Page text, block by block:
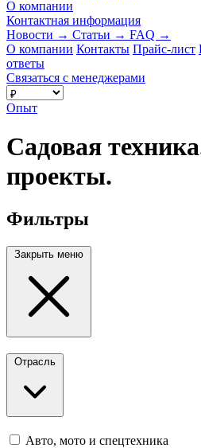
О компании
Контактная информация
Новости → Статьи → FAQ →
О компании Контакты Прайс-лист
ответы
Связаться с менеджерами
Опыт
Садовая
проекты.
Фильтры
Закрыть меню
Отрасль
Авто, мото и спецтехника